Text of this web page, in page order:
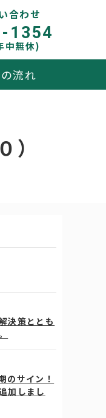
合わせ
1354
中無休)
流れ
決策ととも
のサイン！
加しまし